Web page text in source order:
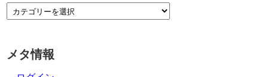
メタ情報